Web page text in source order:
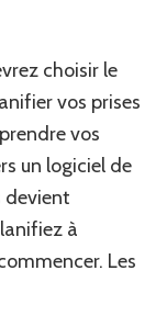
choisir le
vos prises
vos
un logiciel de
devient
à
Les